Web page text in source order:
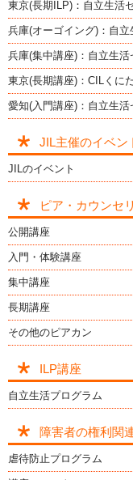
東京(長期ILP)：自立生活
兵庫(オーゴイング)：自
兵庫(集中講座)：自立生
東京(長期講座)：CILくに
愛知(入門講座)：自立生
JIL主催のイベン
JILのイベント
ピア・カウンセ
公開講座
入門・体験講座
集中講座
長期講座
その他のピアカン
ILP講座
自立生活プログラム
障害者の権利関
虐待防止プログラム